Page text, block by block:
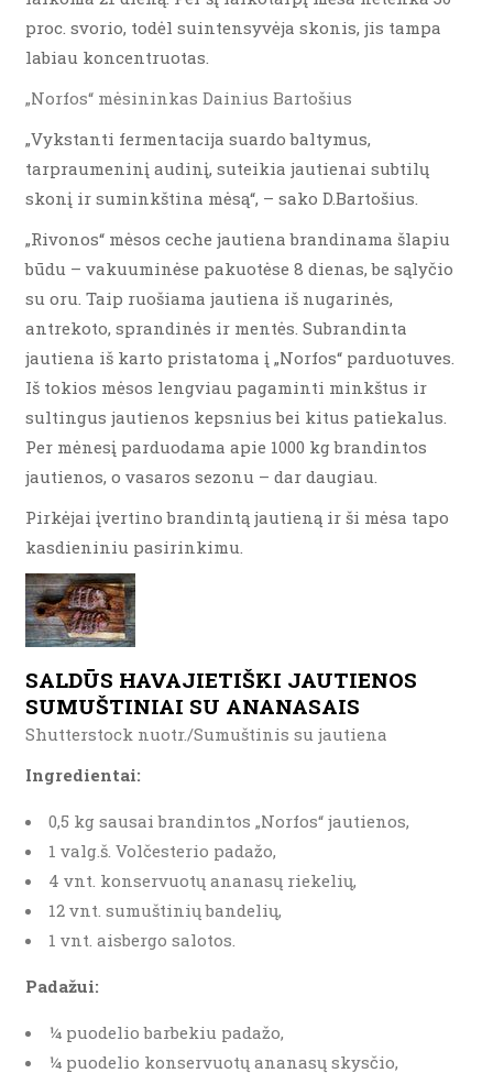
proc. svorio, todėl suintensyvėja skonis, jis tampa
labiau koncentruotas.
„Norfos“ mėsininkas Dainius Bartošius
„Vykstanti fermentacija suardo baltymus,
tarpraumeninį audinį, suteikia jautienai subtilų
skonį ir suminkština mėsą“, – sako D.Bartošius.
„Rivonos“ mėsos ceche jautiena brandinama šlapiu
būdu – vakuuminėse pakuotėse 8 dienas, be sąlyčio
su oru. Taip ruošiama jautiena iš nugarinės,
antrekoto, sprandinės ir mentės. Subrandinta
jautiena iš karto pristatoma į „Norfos“ parduotuves.
Iš tokios mėsos lengviau pagaminti minkštus ir
sultingus jautienos kepsnius bei kitus patiekalus.
Per mėnesį parduodama apie 1000 kg brandintos
jautienos, o vasaros sezonu – dar daugiau.
Pirkėjai įvertino brandintą jautieną ir ši mėsa tapo
kasdieniniu pasirinkimu.
SALDŪS HAVAJIETIŠKI JAUTIENOS
SUMUŠTINIAI SU ANANASAIS
Shutterstock nuotr./Sumuštinis su jautiena
Ingredientai:
0,5 kg sausai brandintos „Norfos“ jautienos,
1 valg.š. Volčesterio padažo,
4 vnt. konservuotų ananasų riekelių,
12 vnt. sumuštinių bandelių,
1 vnt. aisbergo salotos.
Padažui:
¼ puodelio barbekiu padažo,
¼ puodelio konservuotų ananasų skysčio,